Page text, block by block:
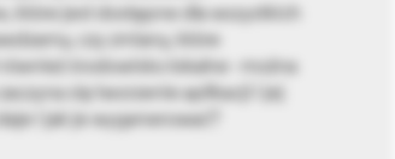
które jest dostępne dla wszystkich
czy zmiany, które
środowisko lokalne - można
się tworzenie aplikacji i jej
i jak je wygenerować?